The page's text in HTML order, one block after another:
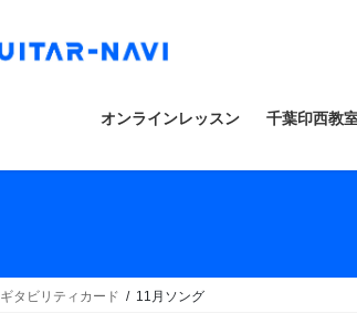
オンラインレッスン 千葉印西教
ギタビリティカード 11月ソング